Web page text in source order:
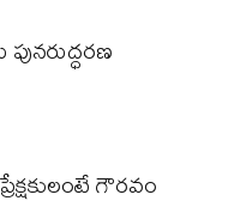
గౌర‌వం